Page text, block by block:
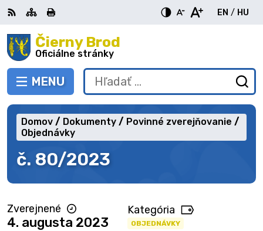
Preskočiť
na
obsah Čierny Brod
Oficiálne stránky
PREPNÚŤ
MENU
RSS MapaTlačiť
EN
English
/ HU
Hľadať:
č. 80/2023
Domov Dokumenty
Povinné zverejňovanie
Objednávky
Zverejnené
4. augusta 2023
Kategória
OBJEDNÁVKY